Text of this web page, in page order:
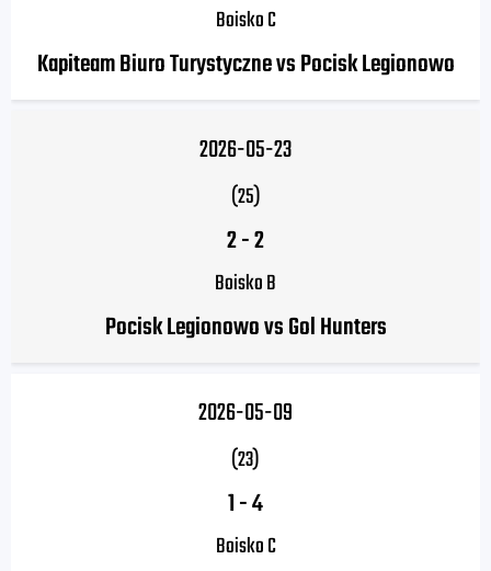
Boisko C
Kapiteam Biuro Turystyczne vs Pocisk Legionowo
2026-05-23
(25)
2-2
Boisko B
Pocisk Legionowo vs Gol Hunters
2026-05-09
(23)
1-4
Boisko C